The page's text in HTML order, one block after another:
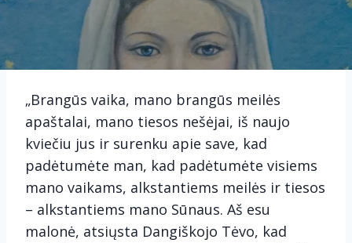
„Brangūs vaika, mano brangūs meilės
apaštalai, mano tiesos nešėjai, iš naujo
kviečiu jus ir surenku apie save, kad
padėtumėte man, kad padėtumėte visiems
mano vaikams, alkstantiems meilės ir tiesos
– alkstantiems mano Sūnaus. Aš esu
malonė, atsiųsta Dangiškojo Tėvo, kad